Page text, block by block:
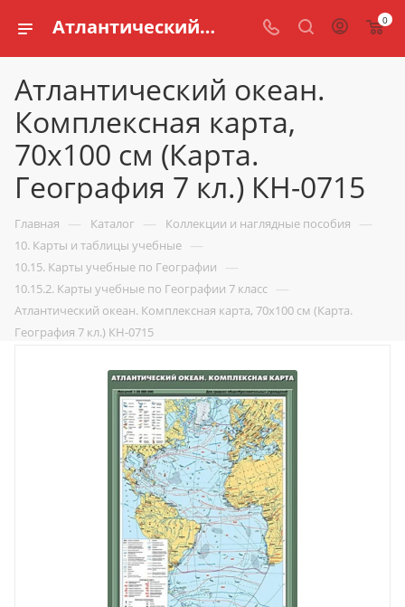
Атлантический океан. Комплексная карта, 70х100 см (Карта. География 7 кл.) КН-0715 купить по доступной цене в интернет магазине schools.ru 0
Атлантический океан.
Комплексная карта,
70х100 см (Карта.
География 7 кл.) КН-0715
Главная — Каталог — Коллекции и наглядные пособия —
10. Карты и таблицы учебные —
10.15. Карты учебные по Географии —
10.15.2. Карты учебные по Географии 7 класс —
Атлантический океан. Комплексная карта, 70х100 см (Карта.
География 7 кл.) КН-0715